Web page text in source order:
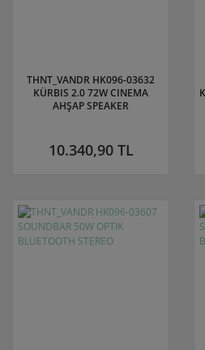
THNT_VANDR HK096-03632
KÜRBIS 2.0 72W CINEMA
AHŞAP SPEAKER
10.340,90 TL